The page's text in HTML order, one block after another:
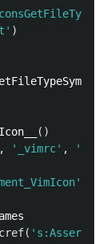
)
()
, '_vimrc' ,
( 's:Assert'